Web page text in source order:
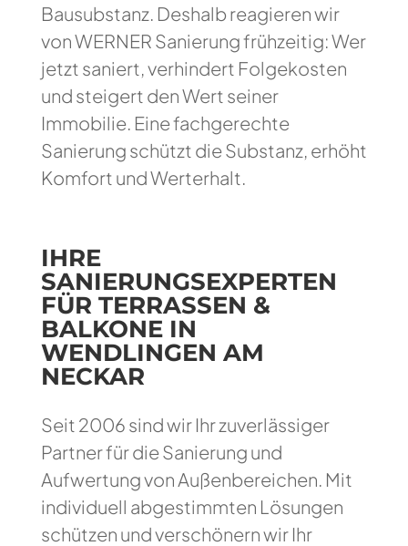
Bausubstanz. Deshalb reagieren wir
von WERNER Sanierung frühzeitig: Wer
jetzt saniert, verhindert Folgekosten
und steigert den Wert seiner
Immobilie. Eine fachgerechte
Sanierung schützt die Substanz, erhöht
Komfort und Werterhalt.
IHRE
SANIERUNGSEXPERTEN
FÜR TERRASSEN &
BALKONE IN
WENDLINGEN AM
NECKAR
Seit 2006 sind wir Ihr zuverlässiger
Partner für die Sanierung und
Aufwertung von Außenbereichen. Mit
individuell abgestimmten Lösungen
schützen und verschönern wir Ihr